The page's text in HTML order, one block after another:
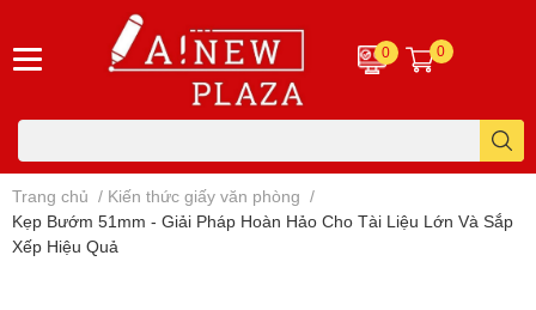
0 0
Trang chủ / Kiến thức giấy văn phòng /
Kẹp Bướm 51mm - Giải Pháp Hoàn Hảo Cho Tài Liệu Lớn Và Sắp
Xếp Hiệu Quả